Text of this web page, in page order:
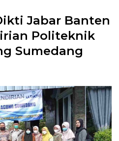
Jabar Banten
Politeknik
Sumedang